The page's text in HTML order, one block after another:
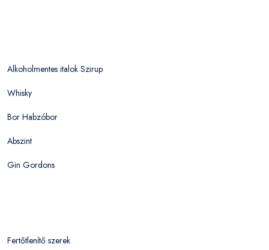
Alkoholmentes italok Szirup
Whisky
Bor Habzóbor
Abszint
Gin Gordons
Fertőtlenítő szerek